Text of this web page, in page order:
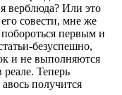
верблюда? Или это
совести, мне же
первым и
безуспешно,
и не выполняются
реале. Теперь
получится